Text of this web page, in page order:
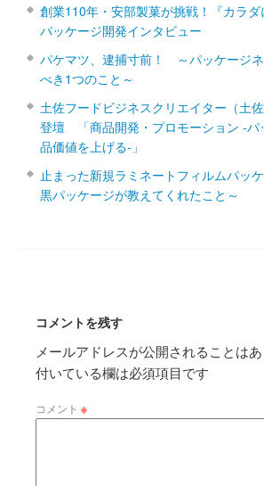
創業110年・安部製菓が挑戦！『カラダ
パッケージ開発インタビュー
パケマツ、逮捕寸前！ ～パッケージ
べき1つのこと～
土佐フードビジネスクリエイター（土
登壇 「商品開発・プロモーション ‐パ
品価値を上げる‐」
止まった新規ラミネートフィルムパッ
黒パッケージが教えてくれたこと～
コメントを残す
メールアドレスが公開されることはあ
付いている欄は必須項目です
コメント ※